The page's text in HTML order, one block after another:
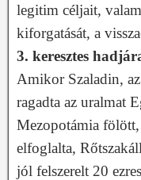
legitim céljait,
kiforgatását, a
3. keresztes
Amikor Szaladin,
ragadta az uralmat
Mezopotámia fölött,
elfoglalta,
jól felszerelt 20